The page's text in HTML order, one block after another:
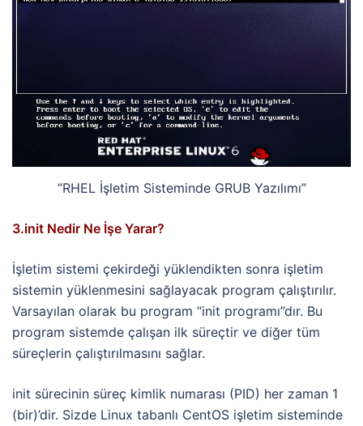
“RHEL İşletim Sisteminde GRUB Yazılımı”
3.init Nedir Ne İşe Yarar?
İşletim sistemi çekirdeği yüklendikten sonra işletim
sistemin yüklenmesini sağlayacak program çalıştırılır.
Varsayılan olarak bu program “init programı”dır. Bu
program sistemde çalışan ilk süreçtir ve diğer tüm
süreçlerin çalıştırılmasını sağlar.
init sürecinin süreç kimlik numarası (PID) her zaman 1
(bir)’dir. Sizde Linux tabanlı CentOS işletim sisteminde